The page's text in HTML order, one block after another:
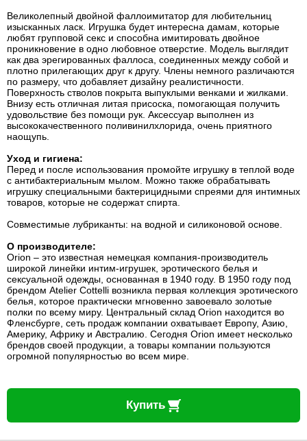
Великолепный двойной фаллоимитатор для любительниц
изысканных ласк. Игрушка будет интересна дамам, которые
любят групповой секс и способна имитировать двойное
проникновение в одно любовное отверстие. Модель выглядит
как два эрегированных фаллоса, соединенных между собой и
плотно прилегающих друг к другу. Члены немного различаются
по размеру, что добавляет дизайну реалистичности.
Поверхность стволов покрыта выпуклыми венками и жилками.
Внизу есть отличная литая присоска, помогающая получить
удовольствие без помощи рук. Аксессуар выполнен из
высококачественного поливинилхлорида, очень приятного
наощупь.
Уход и гигиена:
Перед и после использования промойте игрушку в теплой воде
с антибактериальным мылом. Можно также обрабатывать
игрушку специальными бактерицидными спреями для интимных
товаров, которые не содержат спирта.
Совместимые лубриканты: на водной и силиконовой основе.
О производителе:
Orion – это известная немецкая компания-производитель
широкой линейки интим-игрушек, эротического белья и
сексуальной одежды, основанная в 1940 году. В 1950 году под
брендом Atelier Cottelli возникла первая коллекция эротического
белья, которое практически мгновенно завоевало золотые
полки по всему миру. Центральный склад Orion находится во
Фленсбурге, сеть продаж компании охватывает Европу, Азию,
Америку, Африку и Австралию. Сегодня Orion имеет несколько
брендов своей продукции, а товары компании пользуются
огромной популярностью во всем мире.
Купить